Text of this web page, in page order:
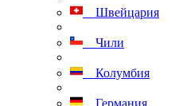
Швейцария
Чили
Колумбия
Германия